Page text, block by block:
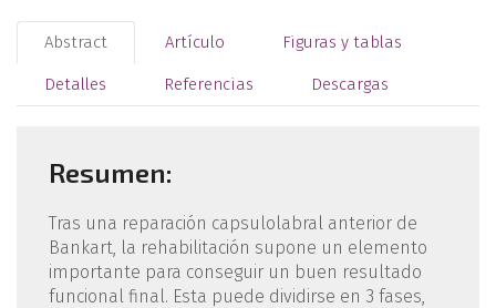
Abstract Artículo Figuras y tablas
Detalles Referencias Descargas
Resumen:
Tras una reparación capsulolabral anterior de
Bankart, la rehabilitación supone un elemento
importante para conseguir un buen resultado
funcional final. Esta puede dividirse en 3 fases,